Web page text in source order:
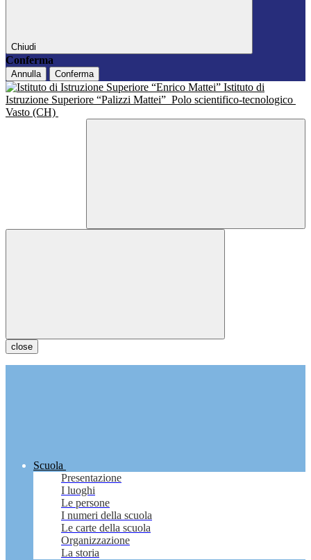
Chiudi
Conferma
Annulla Conferma
Istituto di
Istruzione Superiore “Palizzi Mattei” Polo scientifico-tecnologico
Vasto (CH)
close
Scuola
Presentazione
I luoghi
Le persone
I numeri della scuola
Le carte della scuola
Organizzazione
La storia